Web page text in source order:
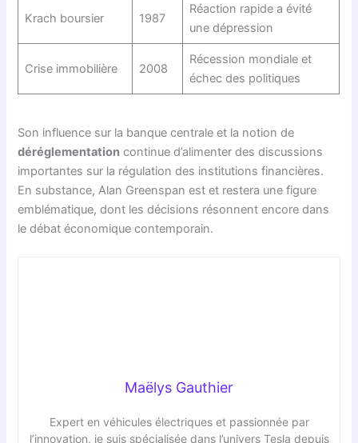
Krach boursier 1987
Réaction rapide a évité
une dépression
Crise immobilière 2008
Récession mondiale et
échec des politiques
Son influence sur la banque centrale et la notion de
déréglementation continue d’alimenter des discussions
importantes sur la régulation des institutions financières.
En substance, Alan Greenspan est et restera une figure
emblématique, dont les décisions résonnent encore dans
le débat économique contemporain.
Maëlys Gauthier
Expert en véhicules électriques et passionnée par
l’innovation, je suis spécialisée dans l’univers Tesla depuis